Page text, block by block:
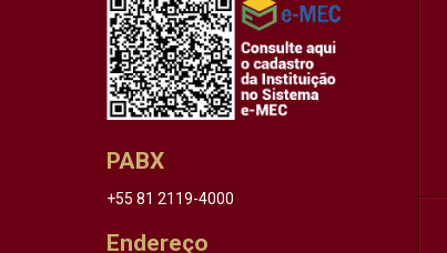
PABX
+55 81 2119-4000
Endereço